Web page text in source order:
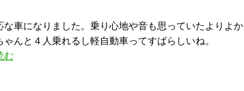
な車になりました。乗り心地や音も思っていたよりよか
ゃんと４人乗れるし軽自動車ってすばらしいね。
む